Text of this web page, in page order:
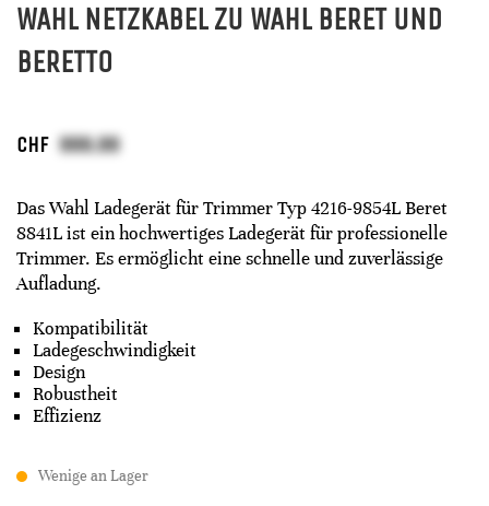
WAHL NETZKABEL ZU WAHL BERET UND
BERETTO
CHF
Das Wahl Ladegerät für Trimmer Typ 4216-9854L Beret
8841L ist ein hochwertiges Ladegerät für professionelle
Trimmer. Es ermöglicht eine schnelle und zuverlässige
Aufladung.
Kompatibilität
Ladegeschwindigkeit
Design
Robustheit
Effizienz
Wenige an Lager